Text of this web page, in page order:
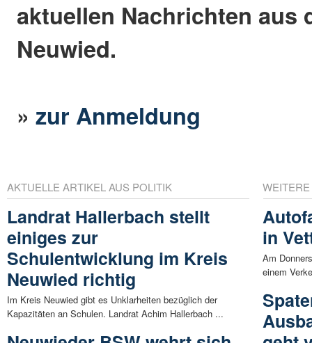
aktuellen Nachrichten aus
Neuwied.
»zur Anmeldung
AKTUELLE ARTIKEL AUS POLITIK
Landrat Hallerbach stellt
einiges zur
Schulentwicklung im Kreis
Neuwied richtig
Im Kreis Neuwied gibt es Unklarheiten bezüglich der
Kapazitäten an Schulen. Landrat Achim Hallerbach ...
in
Am
einem